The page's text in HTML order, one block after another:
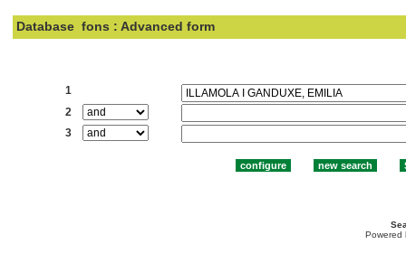
Database fons : Advanced form
1
2
3
Powered